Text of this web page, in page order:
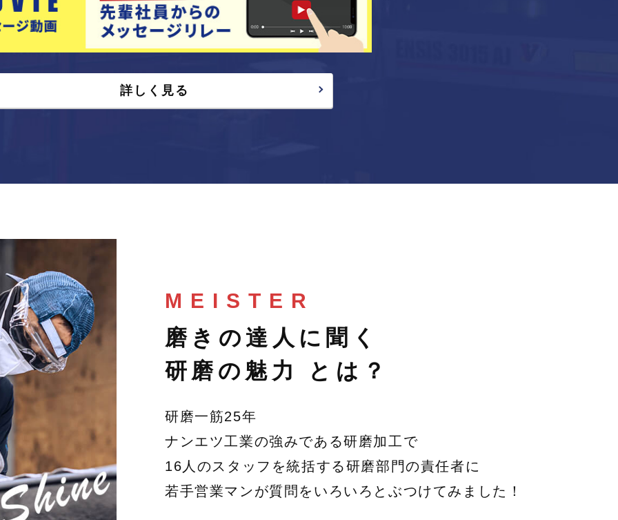
詳しく見る
MEISTER
磨きの達人に聞く
研磨の魅力 とは？
研磨一筋25年
ナンエツ工業の強みである研磨加工で
16人のスタッフを統括する研磨部門の責任者に
若手営業マンが質問をいろいろとぶつけてみました！